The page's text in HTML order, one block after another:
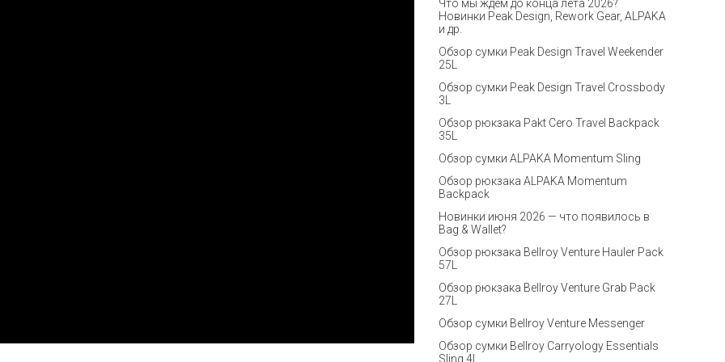
Что мы ждём до конца лета 2026?
Новинки Peak Design, Rework Gear, ALPAKA
и др.
Обзор сумки Peak Design Travel Weekender
25L
Обзор сумки Peak Design Travel Crossbody
3L
Обзор рюкзака Pakt Cero Travel Backpack
35L
Обзор сумки ALPAKA Momentum Sling
Обзор рюкзака ALPAKA Momentum
Backpack
Новинки июня 2026 — что появилось в
Bag & Wallet?
Обзор рюкзака Bellroy Venture Hauler Pack
57L
Обзор рюкзака Bellroy Venture Grab Pack
27L
Обзор сумки Bellroy Venture Messenger
Обзор сумки Bellroy Carryology Essentials
Sling 4L